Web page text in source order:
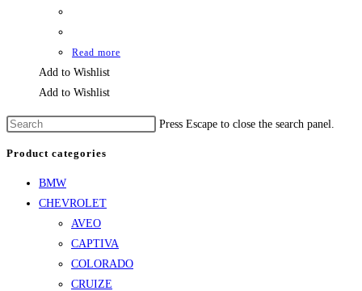
Read more
Add to Wishlist
Add to Wishlist
Press Escape to close the search panel.
Product categories
BMW
CHEVROLET
AVEO
CAPTIVA
COLORADO
CRUIZE